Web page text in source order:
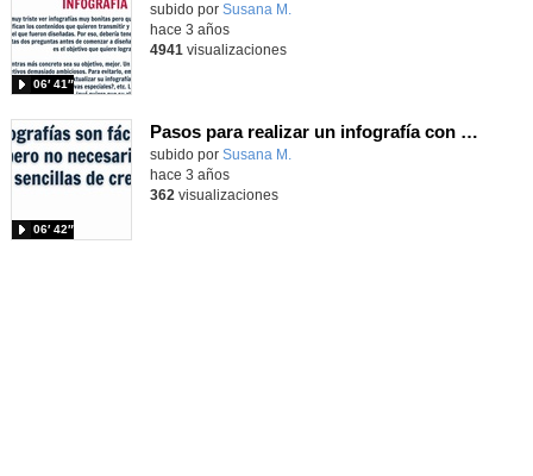
subido por Susana M.
06′ 41″
hace 3 años
4941 visualizaciones
Pasos para realizar un infografía con Canva
subido por Susana M.
06′ 42″
hace 3 años
362 visualizaciones